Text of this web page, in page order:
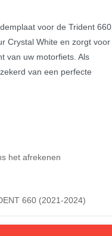
voor de Trident 660.
Crystal White en zorgt voor
van uw motorfiets. Als
van een perfecte
het afrekenen
660 (2021-2024)